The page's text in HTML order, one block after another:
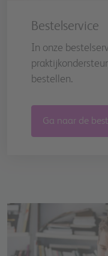
Bestelservice
In onze
bestellen.
Ga naar de
Image